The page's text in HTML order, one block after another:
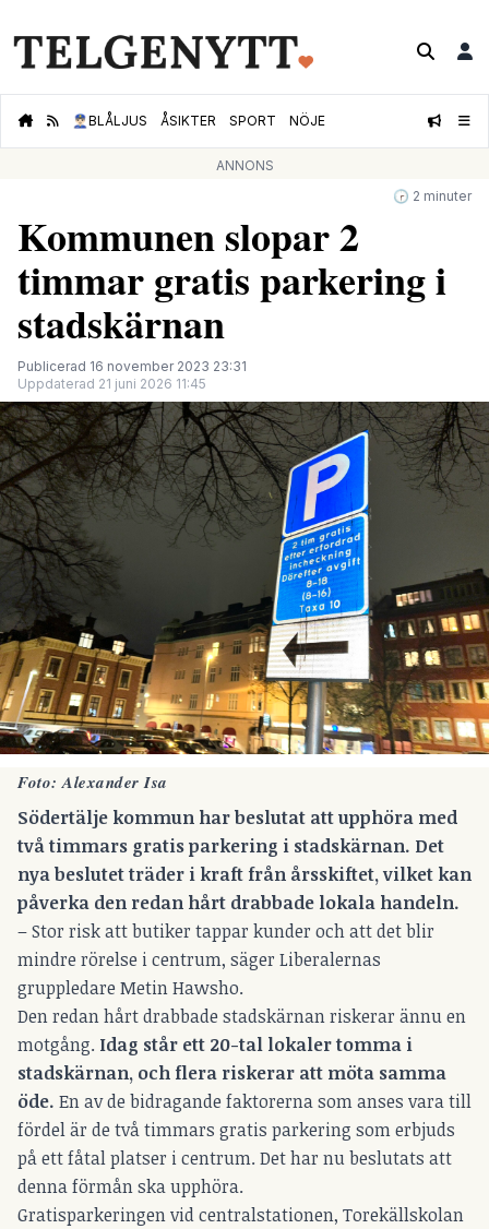
👮🏻‍♂️BLÅLJUS ÅSIKTER SPORT NÖJE
ANNONS
🕝 2 minuter
Kommunen slopar 2
timmar gratis parkering i
stadskärnan
Publicerad 16 november 2023 23:31
Uppdaterad 21 juni 2026 11:45
Foto: Alexander Isa
Södertälje kommun har beslutat att upphöra med
två timmars gratis parkering i stadskärnan. Det
nya beslutet träder i kraft från årsskiftet, vilket kan
påverka den redan hårt drabbade lokala handeln.
– Stor risk att butiker tappar kunder och att det blir
mindre rörelse i centrum, säger Liberalernas
gruppledare Metin Hawsho.
Den redan hårt drabbade stadskärnan riskerar ännu en
motgång. Idag står ett 20-tal lokaler tomma i
stadskärnan, och flera riskerar att möta samma
öde. En av de bidragande faktorerna som anses vara till
fördel är de två timmars gratis parkering som erbjuds
på ett fåtal platser i centrum. Det har nu beslutats att
denna förmån ska upphöra.
Gratisparkeringen vid centralstationen, Torekällskolan